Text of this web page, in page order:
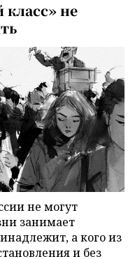
не
не могут
занимает
а кого из
и без